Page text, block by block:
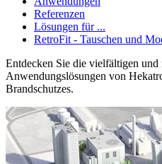
Referenzen
Lösungen für ...
RetroFit - Tauschen und
Entdecken Sie die vielfältigen und
Anwendungslösungen von
Brandschutzes.